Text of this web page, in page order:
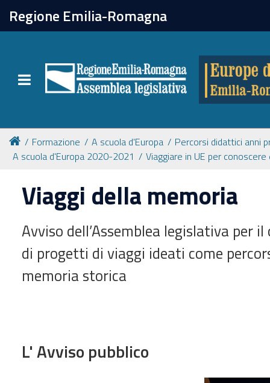
Regione Emilia-Romagna
Toggle navigation
chiudi
Attività
Formazione
Tutte le notizie
Newsletter
Formazione A scuola d'Europa
Percorsi didattici anni
A scuola d'Europa 2020-2021
Viaggiare in UE per
Viaggi della memoria
Avviso dell’Assemblea legislativa per
di progetti di viaggi ideati come
memoria storica
L' Avviso pubblico